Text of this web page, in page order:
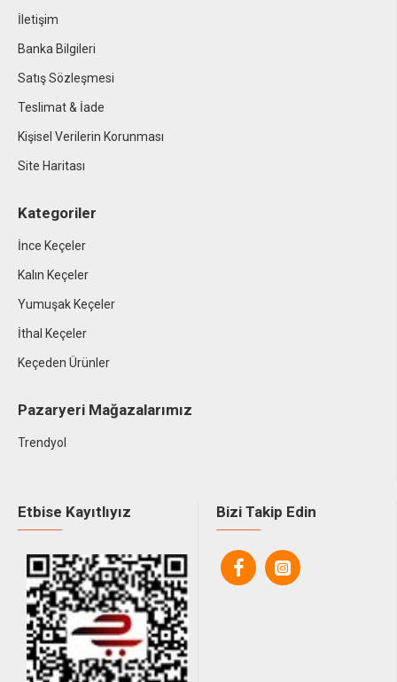
İletişim
Banka Bilgileri
Satış Sözleşmesi
Teslimat & İade
Kişisel Verilerin Korunması
Site Haritası
Kategoriler
İnce Keçeler
Kalın Keçeler
Yumuşak Keçeler
İthal Keçeler
Keçeden Ürünler
Pazaryeri Mağazalarımız
Trendyol
Etbise Kayıtlıyız Bizi Takip Edin